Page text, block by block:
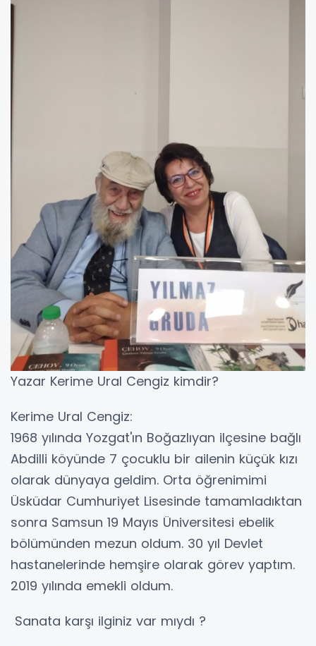
Yazar Kerime Ural Cengiz kimdir?
Kerime Ural Cengiz:
1968 yılında Yozgat'ın Boğazlıyan ilçesine bağlı
Abdilli köyünde 7 çocuklu bir ailenin küçük kızı
olarak dünyaya geldim. Orta öğrenimimi
Üsküdar Cumhuriyet Lisesinde tamamladıktan
sonra Samsun 19 Mayıs Üniversitesi ebelik
bölümünden mezun oldum. 30 yıl Devlet
hastanelerinde hemşire olarak görev yaptım.
2019 yılında emekli oldum.
Sanata karşı ilginiz var mıydı ?